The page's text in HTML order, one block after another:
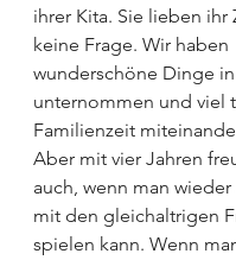
ihrer Kita. Sie lieben ihr
keine Frage. Wir haben
wunderschöne Dinge
unternommen und viel
Familienzeit
Aber mit vier Jahren
auch, wenn man
mit den gleichaltrigen
spielen kann. Wenn